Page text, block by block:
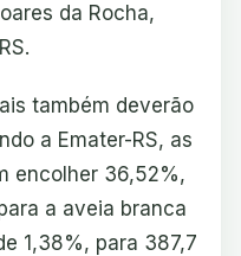
da Rocha,
também deverão
a Emater-RS, as
encolher 36,52%,
a aveia branca
1,38%, para 387,7